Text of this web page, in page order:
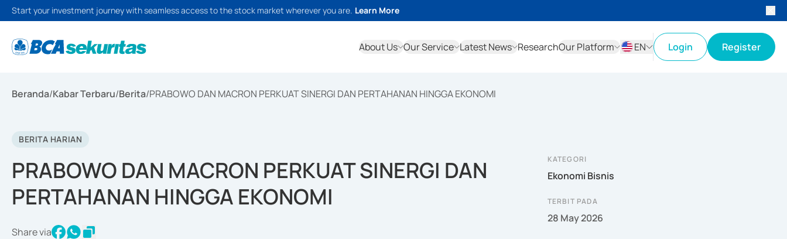
Start your investment journey with seamless access to the stock market wherever you are. Learn More
About Us Our Service Latest News ResearchOur Platform
EN
Login Register
Beranda/Kabar Terbaru/Berita/PRABOWO DAN MACRON PERKUAT SINERGI DAN PERTAHANAN HINGGA EKONOMI
BERITA HARIAN
PRABOWO DAN MACRON PERKUAT SINERGI DAN
PERTAHANAN HINGGA EKONOMI
Share via
KATEGORI
Ekonomi Bisnis
TERBIT PADA
28 May 2026